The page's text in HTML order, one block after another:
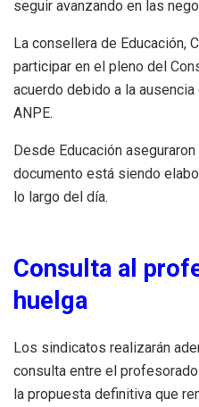
seguir avanzando en las
La consellera de Educación,
participar en el pleno del
acuerdo debido a la
ANPE.
Desde Educación
documento está siendo
lo largo del día.
Consulta al
huelga
Los sindicatos realizarán
consulta entre el
la propuesta definitiva que